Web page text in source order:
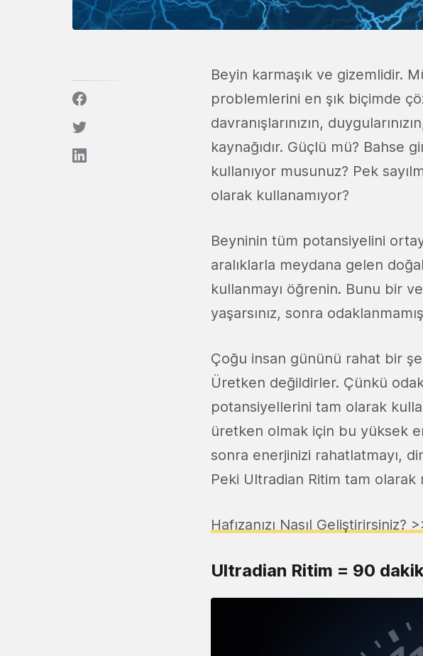
Beyin karmaşık ve gizemlidir.
problemlerini en şık biçimde
davranışlarınızın,
kaynağıdır. Güçlü mü? Bahse
kullanıyor musunuz? Pek
olarak kullanamıyor?
Beyninin tüm potansiyelini
aralıklarla meydana gelen
kullanmayı öğrenin. Bunu bir
yaşarsınız, sonra
Çoğu insan gününü rahat bir
Üretken değildirler. Çünkü
potansiyellerini tam olarak
üretken olmak için bu yüksek
sonra enerjinizi rahatlatmayı,
Peki Ultradian Ritim tam olarak
Hafızanızı Nasıl Geliştirirsiniz?
Ultradian Ritim = 90